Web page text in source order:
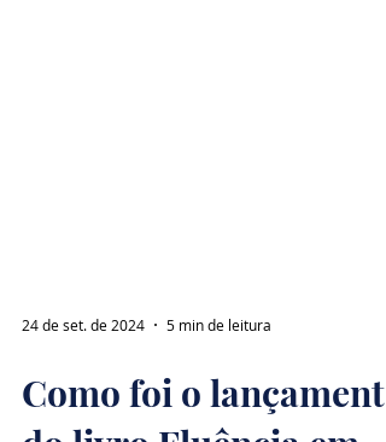
24 de set. de 2024 5 min de leitura